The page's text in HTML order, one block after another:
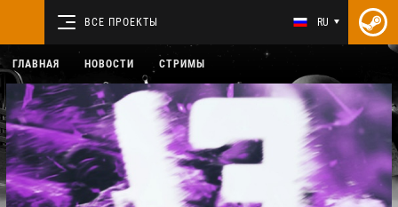
ВСЕ ПРОЕКТЫ RU
ГЛАВНАЯ НОВОСТИ СТРИМЫ